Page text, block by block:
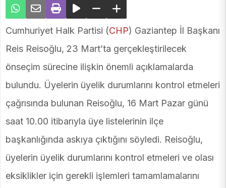
Cumhuriyet Halk Partisi (CHP) Gaziantep İl Başkanı
Reis Reisoğlu, 23 Mart’ta gerçekleştirilecek
önseçim sürecine ilişkin önemli açıklamalarda
bulundu. Üyelerin üyelik durumlarını kontrol etmeleri
çağrısında bulunan Reisoğlu, 16 Mart Pazar günü
saat 10.00 itibarıyla üye listelerinin ilçe
başkanlığında askıya çıktığını söyledi. Reisoğlu,
üyelerin üyelik durumlarını kontrol etmeleri ve olası
eksiklikler için gerekli işlemleri tamamlamalarını